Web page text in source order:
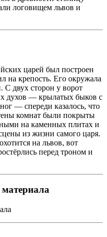
логовищем львов и
царей был построен
на крепость. Его окружала
С двух сторон у ворот
духов — крылатых быков с
— спереди казалось, что
комнат были покрыты
на каменных плитах и
из жизни самого царя.
на львов, вот
перед троном и